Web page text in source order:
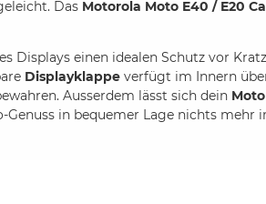
Das Motorola Moto E40 / E20
Displays einen idealen Schutz vor
Displayklappe verfügt im Innern
Ausserdem lässt sich dein
in bequemer Lage nichts mehr